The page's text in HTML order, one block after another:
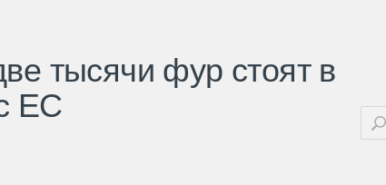
тысячи фур стоят в
ЕС